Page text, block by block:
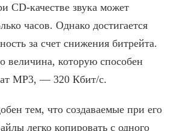
CD-качестве звука может
часов. Однако достигается
за счет снижения битрейта.
величина, которую способен
MP3, — 320 Кбит/с.
тем, что создаваемые при его
легко копировать с одного